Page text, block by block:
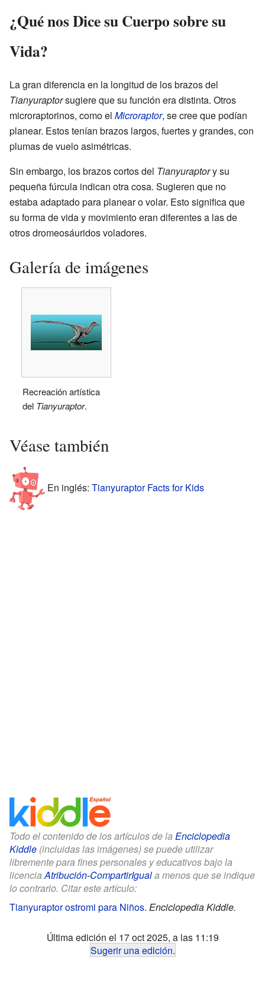
¿Qué nos Dice su Cuerpo sobre su
Vida?
La gran diferencia en la longitud de los brazos del
Tianyuraptorsugiere que su función era distinta. Otros
microraptorinos, como el Microraptor, se cree que podían
planear. Estos tenían brazos largos, fuertes y grandes, con
plumas de vuelo asimétricas.
Sin embargo, los brazos cortos del Tianyuraptory su
pequeña fúrcula indican otra cosa. Sugieren que no
estaba adaptado para planear o volar. Esto significa que
su forma de vida y movimiento eran diferentes a las de
otros dromeosáuridos voladores.
Galería de imágenes
Recreación artística
del Tianyuraptor.
Véase también
En inglés: Tianyuraptor Facts for Kids
Todo el contenido de los artículos de la Enciclopedia
Kiddle (incluidas las imágenes) se puede utilizar
libremente para fines personales y educativos bajo la
licenciaAtribución-CompartirIguala menos que se indique
lo contrario. Citar este artículo:
Tianyuraptor ostromi para Niños. Enciclopedia Kiddle.
Última edición el 17 oct 2025, a las 11:19
Sugerir una edición.